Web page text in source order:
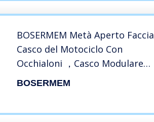
BOSERMEM Metà Aperto Faccia
Casco del Motociclo Con
Occhialoni ，Casco Modulare
Scooter，L’anti-collisione
BOSERMEM